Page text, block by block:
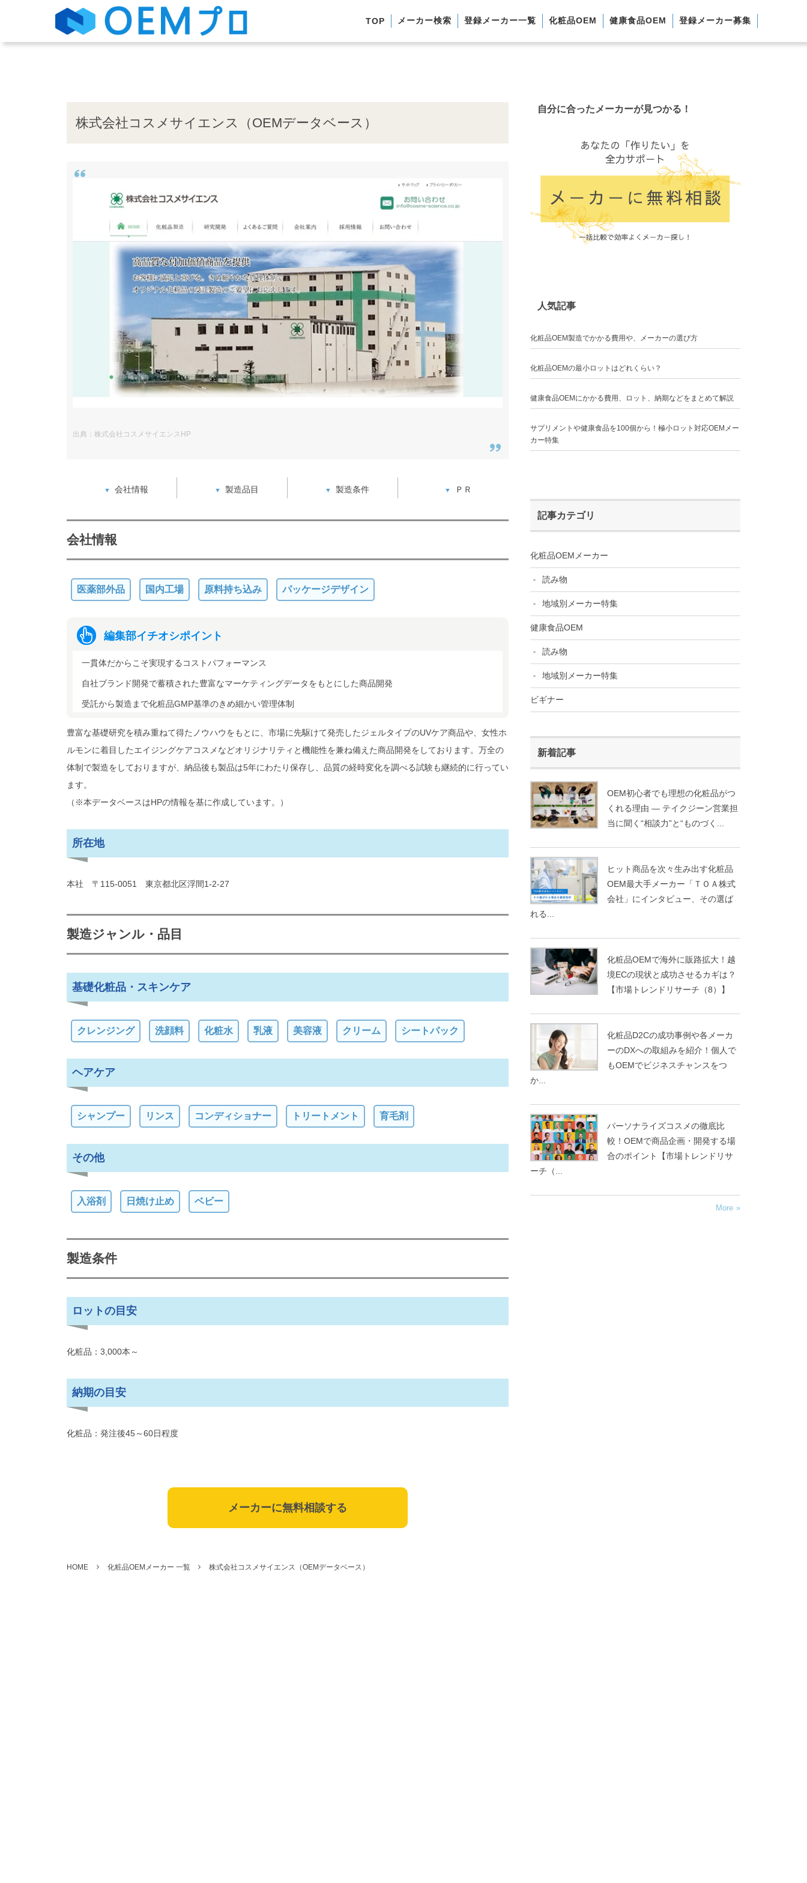
TOP メーカー検索 登録メーカー一覧 化粧品OEM 健康食品OEM 登録メーカー募集
株式会社コスメサイエンス（OEMデータベース）
出典：株式会社コスメサイエンスHP
会社情報 製造品目 製造条件 ＰＲ
会社情報
医薬部外品 国内工場 原料持ち込み パッケージデザイン
編集部イチオシポイント
一貫体だからこそ実現するコストパフォーマンス
自社ブランド開発で蓄積された豊富なマーケティングデータをもとにした商品開発
受託から製造まで化粧品GMP基準のきめ細かい管理体制
豊富な基礎研究を積み重ねて得たノウハウをもとに、市場に先駆けて発売したジェルタイプのUVケア商品や、女性ホ
ルモンに着目したエイジングケアコスメなどオリジナリティと機能性を兼ね備えた商品開発をしております。万全の
体制で製造をしておりますが、納品後も製品は5年にわたり保存し、品質の経時変化を調べる試験も継続的に行ってい
ます。
（※本データベースはHPの情報を基に作成しています。）
所在地
本社 〒115-0051 東京都北区浮間1-2-27
製造ジャンル・品目
基礎化粧品・スキンケア
クレンジング 洗顔料 化粧水 乳液 美容液 クリーム シートパック
ヘアケア
シャンプー リンス コンディショナー トリートメント 育毛剤
その他
入浴剤 日焼け止め ベビー
製造条件
ロットの目安
化粧品：3,000本～
納期の目安
化粧品：発注後45～60日程度
メーカーに無料相談する
自分に合ったメーカーが見つかる！
人気記事
化粧品OEM製造でかかる費用や、メーカーの選び方
化粧品OEMの最小ロットはどれくらい？
健康食品OEMにかかる費用、ロット、納期などをまとめて解説
サプリメントや健康食品を100個から！極小ロット対応OEMメー
カー特集
記事カテゴリ
化粧品OEMメーカー
読み物
地域別メーカー特集
健康食品OEM
読み物
地域別メーカー特集
ビギナー
新着記事
OEM初心者でも理想の化粧品がつ
くれる理由 ― テイクジーン営業担
当に聞く“相談力”と“ものづく...
ヒット商品を次々生み出す化粧品
OEM最大手メーカー「ＴＯＡ株式
会社」にインタビュー、その選ば
れる...
化粧品OEMで海外に販路拡大！越
境ECの現状と成功させるカギは？
【市場トレンドリサーチ（8）】
化粧品D2Cの成功事例や各メーカ
ーのDXへの取組みを紹介！個人で
もOEMでビジネスチャンスをつ
か...
パーソナライズコスメの徹底比
較！OEMで商品企画・開発する場
合のポイント【市場トレンドリサ
ーチ（...
More
HOME 化粧品OEMメーカー 一覧 株式会社コスメサイエンス（OEMデータベース）